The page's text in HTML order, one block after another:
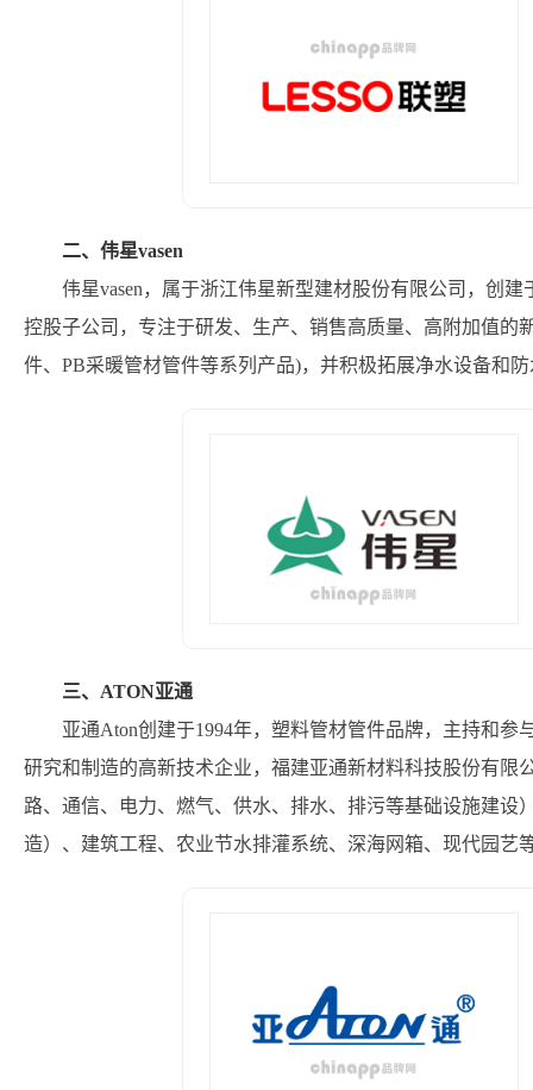
二、伟星vasen
伟星vasen，属于浙江伟星新型建材股份有限公司，创
控股子公司，专注于研发、生产、销售高质量、高附加值的
件、PB采暖管材管件等系列产品)，并积极拓展净水设备和
三、ATON亚通
亚通Aton创建于1994年，塑料管材管件品牌，主持和
研究和制造的高新技术企业，福建亚通新材料科技股份有限
路、通信、电力、燃气、供水、排水、排污等基础设施建
造）、建筑工程、农业节水排灌系统、深海网箱、现代园艺